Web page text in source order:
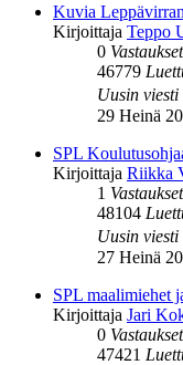
Kuvia
Kirjoittaja Teppo
0 Vastaukset
46779
Uusin viesti
29 Heinä
SPL
Kirjoittaja Riikka
1 Vastaukset
48104
Uusin viesti
27 Heinä
SPL maalimiehet
Kirjoittaja Jari
0 Vastaukset
47421